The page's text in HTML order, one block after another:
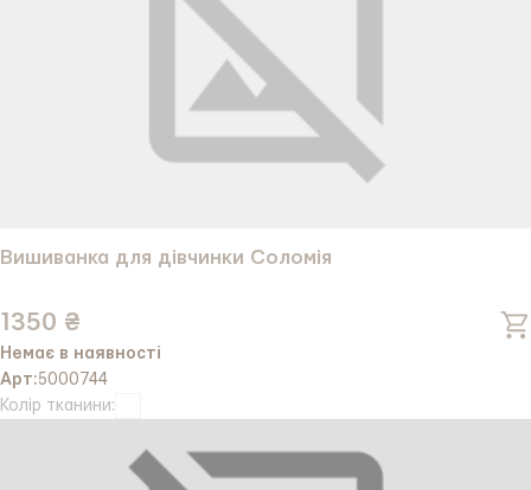
Вишиванка для дівчинки Соломія
1350 ₴
Немає в наявності
Арт:5000744
Колір тканини: